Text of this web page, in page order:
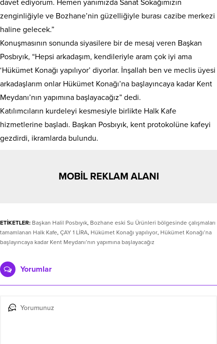
davet ediyorum. Hemen yanımızda Sanat Sokağımızın
zenginliğiyle ve Bozhane’nin güzelliğiyle burası cazibe merkezi
haline gelecek.”
Konuşmasının sonunda siyasilere bir de mesaj veren Başkan
Posbıyık, “Hepsi arkadaşım, kendileriyle aram çok iyi ama
‘Hükümet Konağı yapılıyor’ diyorlar. İnşallah ben ve meclis üyesi
arkadaşlarım onlar Hükümet Konağı’na başlayıncaya kadar Kent
Meydanı’nın yapımına başlayacağız” dedi.
Katılımcıların kurdeleyi kesmesiyle birlikte Halk Kafe
hizmetlerine başladı. Başkan Posbıyık, kent protokolüne kafeyi
gezdirdi, ikramlarda bulundu.
MOBİL REKLAM ALANI
ETİKETLER: Başkan Halil Posbıyık, Bozhane eski Su Ürünleri bölgesinde çalışmaları
tamamlanan Halk Kafe, ÇAY 1 LİRA, Hükümet Konağı yapılıyor, Hükümet Konağı’na
başlayıncaya kadar Kent Meydanı’nın yapımına başlayacağız
Yorumlar